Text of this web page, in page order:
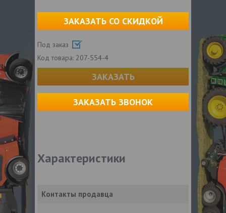
ЗАКАЗАТЬ СО СКИДКОЙ
Под заказ
Код товара: 207-554-4
ЗАКАЗАТЬ
ЗАКАЗАТЬ ЗВОНОК
Характеристики
Контакты продавца